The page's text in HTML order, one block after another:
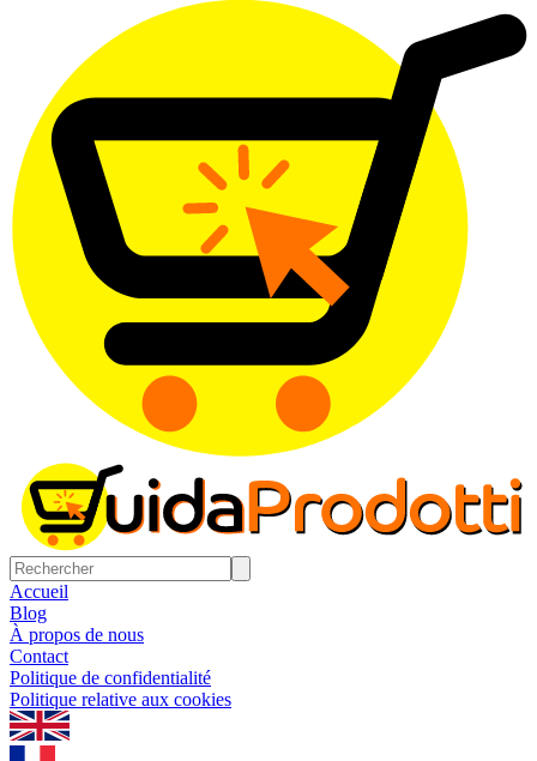
Accueil
Blog
À propos de nous
Contact
Politique de confidentialité
Politique relative aux cookies